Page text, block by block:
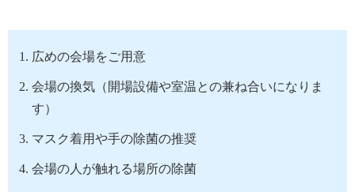
広めの会場をご用意
会場の換気（開場設備や室温との兼ね合いになりま
す）
マスク着用や手の除菌の推奨
会場の人が触れる場所の除菌